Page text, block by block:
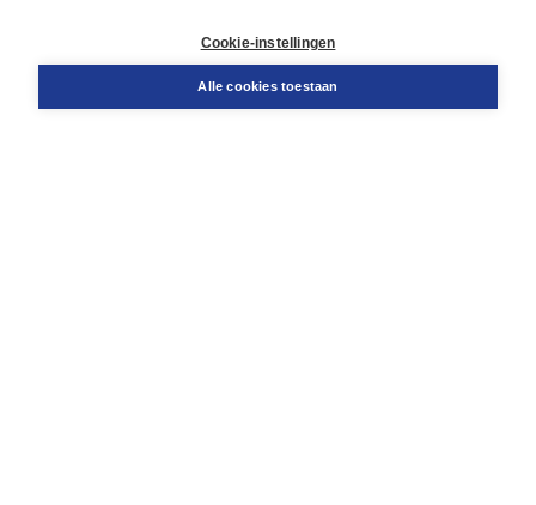
Cookie-instellingen
Alle cookies toestaan